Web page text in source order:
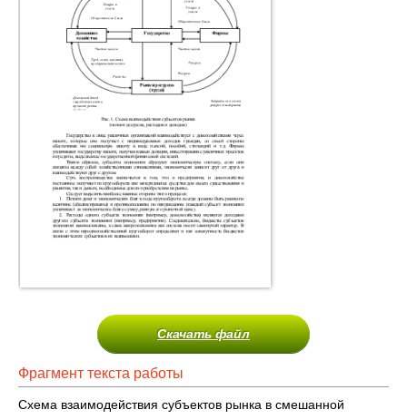
Скачать файл
Фрагмент текста работы
Схема взаимодействия субъектов рынка в смешанной